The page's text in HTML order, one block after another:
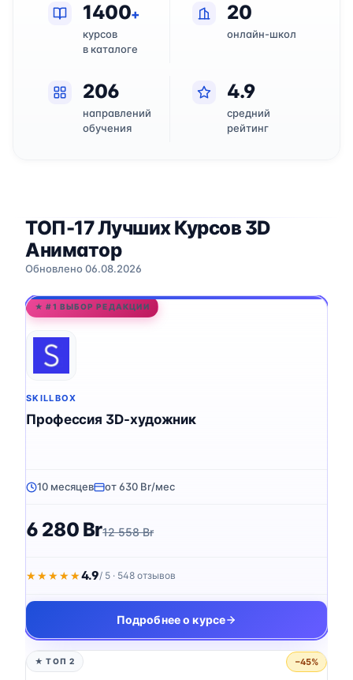
1400+
курсов
в каталоге
20
онлайн-школ
206
направлений
обучения
4.9
средний
рейтинг
ТОП-17 Лучших Курсов 3D
Аниматор
Обновлено 06.08.2026
★ #1 ВЫБОР РЕДАКЦИИ
SKILLBOX
Профессия 3D-художник
10 месяцев от 630 Br/мес
6 280 Br12 558 Br
★★★★★
★★★★★4.9/ 5 · 548 отзывов
Подробнее о курсе
★ ТОП 2 −45%